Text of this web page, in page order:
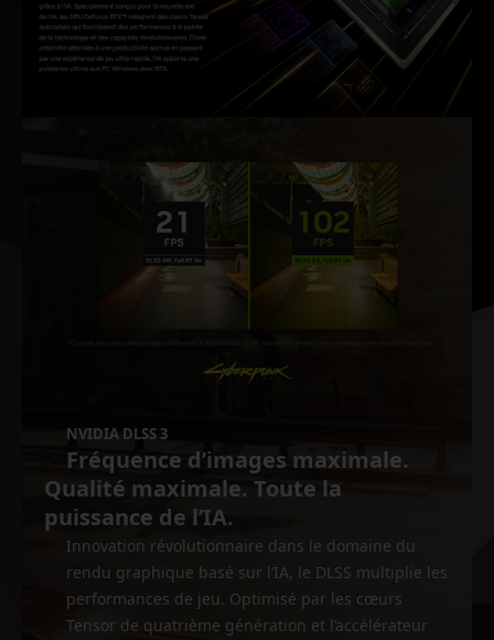
NVIDIA DLSS 3
Fréquence d’images maximale.
Qualité maximale. Toute la
puissance de l’IA.
Innovation révolutionnaire dans le domaine du
rendu graphique basé sur l’IA, le DLSS multiplie les
performances de jeu. Optimisé par les cœurs
Tensor de quatrième génération et l’accélérateur